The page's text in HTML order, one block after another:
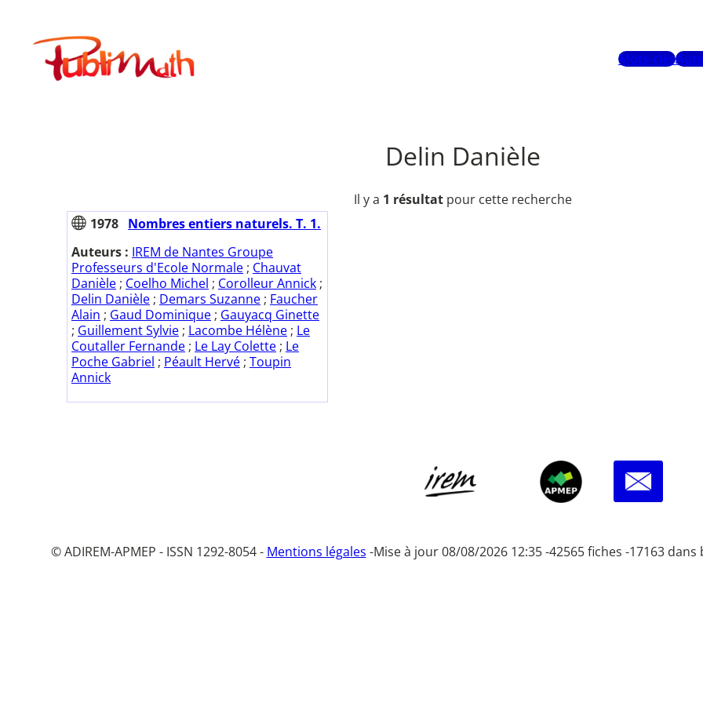
contenuPublimath
Mots-clés
Delin Danièle
Il y a 1 résultat pour cette recherche
1978 Nombres entiers naturels. T. 1.
Auteurs : IREM de Nantes Groupe
Professeurs d'Ecole Normale ; Chauvat
Danièle ; Coelho Michel ; Corolleur Annick ;
Delin Danièle ; Demars Suzanne ; Faucher
Alain ; Gaud Dominique ; Gauyacq Ginette
; Guillement Sylvie ; Lacombe Hélène ; Le
Coutaller Fernande ; Le Lay Colette ; Le
Poche Gabriel ; Péault Hervé ; Toupin
Annick
© ADIREM-APMEP - ISSN 1292-8054 - Mentions légales -Mise à jour 08/08/2026 12:35 -42565 fiches -17163